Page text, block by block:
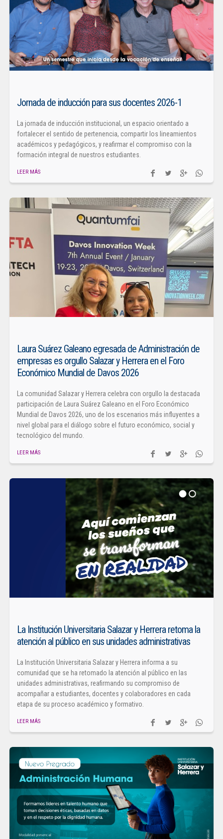
Jornada de inducción para sus docentes 2026-1
La jornada de inducción institucional, un espacio orientado a
fortalecer el sentido de pertenencia, compartir los lineamientos
académicos y pedagógicos, y reafirmar el compromiso con la
formación integral de nuestros estudiantes.
LEER MÁS
Laura Suárez Galeano egresada de Administración de
empresas es orgullo Salazar y Herrera en el Foro
Económico Mundial de Davos 2026
La comunidad Salazar y Herrera celebra con orgullo la destacada
participación de Laura Suárez Galeano en el Foro Económico
Mundial de Davos 2026, uno de los escenarios más influyentes a
nivel global para el diálogo sobre el futuro económico, social y
tecnológico del mundo.
LEER MÁS
La Institución Universitaria Salazar y Herrera retoma la
atención al público en sus unidades administrativas
La Institución Universitaria Salazar y Herrera informa a su
comunidad que se ha retomado la atención al público en las
unidades administrativas, reafirmando su compromiso de
acompañar a estudiantes, docentes y colaboradores en cada
etapa de su proceso académico y formativo.
LEER MÁS